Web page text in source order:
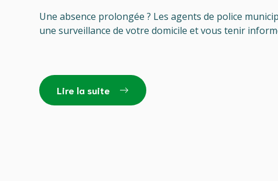
Une absence prolongée ? Les agents de police
une surveillance de votre domicile et vous tenir
Lire la suite